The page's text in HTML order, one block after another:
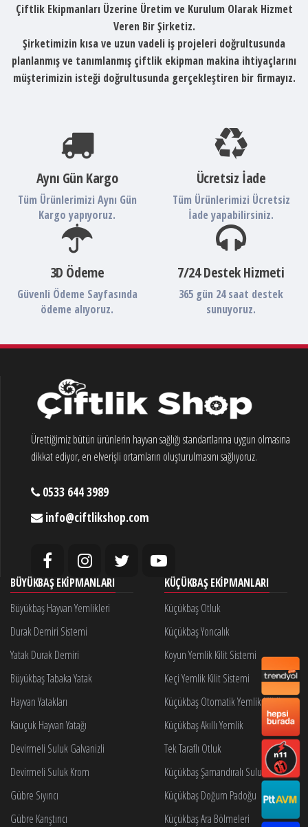
Çiftlik Ekipmanları Üzerine Üretim ve Kurulum Olarak Hizmet
Veren Bir Şirketiz.
Şirketimizin kısa ve uzun vadeli iş projeleri doğrultusunda
planlanmış ve tanımlanmış çiftlik ekipman makina ihtiyaçlarını
müşterimizin isteği doğrultusunda gerçekleştiren bir firmayız.
Aynı Gün Kargo
Tüm Ürünlerimizi Aynı Gün
Kargo yapıyoruz.
Ücretsiz İade
Tüm Ürünlerimizi Ücretsiz
İade yapabilirsiniz.
3D Ödeme
Güvenli Ödeme Sayfasında
ödeme alıyoruz.
7/24 Destek Hizmeti
365 gün 24 saat destek
sunuyoruz.
Ürettiğimiz bütün ürünlerin hayvan sağlığı standartlarına uygun olmasına
dikkat ediyor, en elverişli ortamların oluşturulmasını sağlıyoruz.
0533 644 3989
info@ciftlikshop.com
BÜYÜKBAŞ EKIPMANLARI
Büyükbaş Hayvan Yemlikleri
Durak Demiri Sistemi
Yatak Durak Demiri
Büyükbaş Tabaka Yatak
Hayvan Yatakları
Kauçuk Hayvan Yatağı
Devirmeli Suluk Galvanizli
Devirmeli Suluk Krom
Gübre Sıyırıcı
Gübre Karıştırıcı
KÜÇÜKBAŞ EKIPMANLARI
Küçükbaş Otluk
Küçükbaş Yoncalık
Koyun Yemlik Kilit Sistemi
Keçi Yemlik Kilit Sistemi
Küçükbaş Otomatik Yemlik Kilidi
Küçükbaş Akıllı Yemlik
Tek Taraflı Otluk
Küçükbaş Şamandıralı Suluk
Küçükbaş Doğum Padoğu
Küçükbaş Ara Bölmeleri